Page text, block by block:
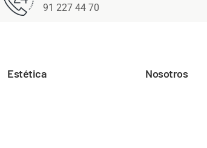
91 227 44 70
Estética Nosotros